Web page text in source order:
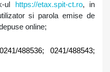
ul
https://etax.spit-ct.ro, in
si parola emise de
online;
0241/488536; 0241/488543;